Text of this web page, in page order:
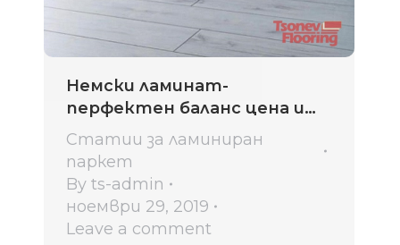
Немски ламинат-
перфектен баланс цена и
качество
Статии за ламиниран
паркет
Byts-admin
ноември 29, 2019
Leave a comment